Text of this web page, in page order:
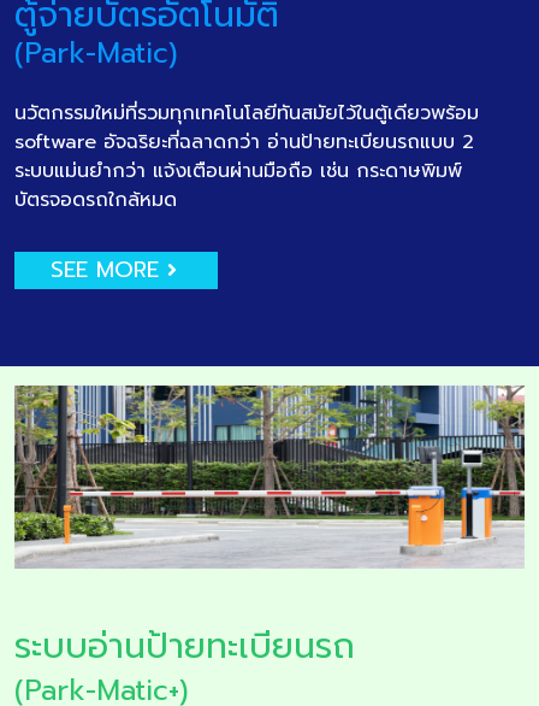
ตู้จ่ายบัตรอัตโนมัติ
(Park-Matic)
นวัตกรรมใหม่ที่รวมทุกเทคโนโลยีทันสมัยไว้ในตู้เดียวพร้อม
software อัจฉริยะที่ฉลาดกว่า อ่านป้ายทะเบียนรถแบบ 2
ระบบแม่นยำกว่า แจ้งเตือนผ่านมือถือ เช่น กระดาษพิมพ์
บัตรจอดรถใกล้หมด
SEE MORE
ระบบอ่านป้ายทะเบียนรถ
(Park-Matic+)